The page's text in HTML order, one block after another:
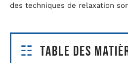
des techniques de relaxation
Table des